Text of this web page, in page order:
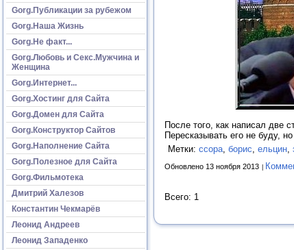
Gorg.Публикации за рубежом
Gorg.Наша Жизнь
Gorg.Не факт...
Gorg.Любовь и Секс.Мужчина и
Женщина
Gorg.Интернет...
Gorg.Хостинг для Сайта
Gorg.Домен для Сайта
Gorg.Конструктор Сайтов
Gorg.Наполнение Сайта
Gorg.Полезное для Сайта
Gorg.Фильмотека
Дмитрий Халезов
Константин Чекмарёв
Леонид Андреев
Леонид Западенко
После того, как написал две
Пересказывать его не буду,
Метки: ссора, борис, ельцин,
Обновлено 13 ноября 2013
Всего: 1